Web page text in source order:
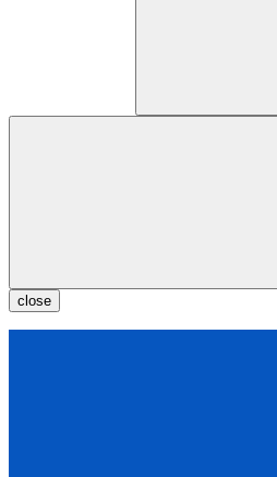
close